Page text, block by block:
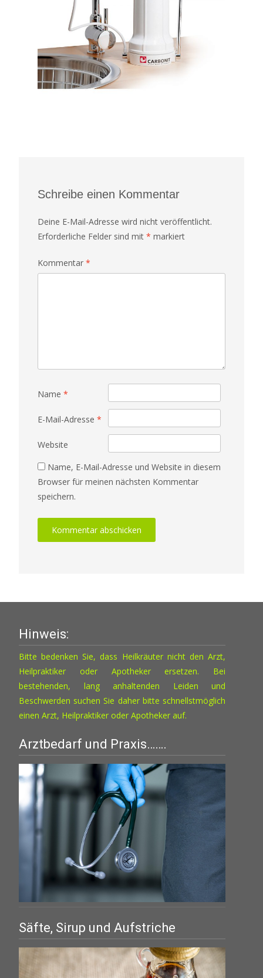
Schreibe einen Kommentar
Deine E-Mail-Adresse wird nicht veröffentlicht.
Erforderliche Felder sind mit * markiert
Kommentar *
Name *
E-Mail-Adresse *
Website
Name, E-Mail-Adresse und Website in diesem
Browser für meinen nächsten Kommentar
speichern.
Hinweis:
Bitte bedenken Sie, dass Heilkräuter nicht den Arzt,
Heilpraktiker oder Apotheker ersetzen. Bei
bestehenden, lang anhaltenden Leiden und
Beschwerden suchen Sie daher bitte schnellstmöglich
einen Arzt, Heilpraktiker oder Apotheker auf.
Arztbedarf und Praxis…….
Säfte, Sirup und Aufstriche